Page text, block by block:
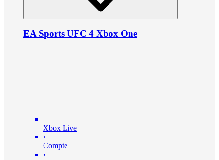
EA Sports UFC 4 Xbox One
Xbox Live
•
Compte
•